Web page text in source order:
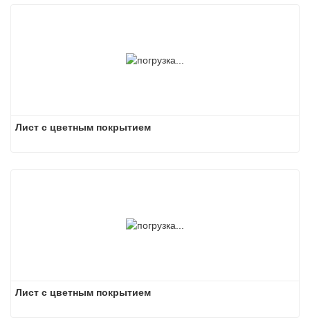
Лист с цветным покрытием
Лист с цветным покрытием